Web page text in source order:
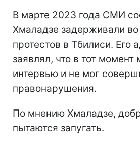
В марте 2023 года СМИ
Хмаладзе задерживали
протестов в Тбилиси. Его
заявлял, что в тот
интервью и не мог
правонарушения.
По мнению Хмаладзе,
пытаются запугать.